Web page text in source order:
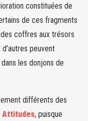
constituées de
de ces fragments
coffres aux trésors
peuvent
les donjons de
différents des
Attitudes, puisque